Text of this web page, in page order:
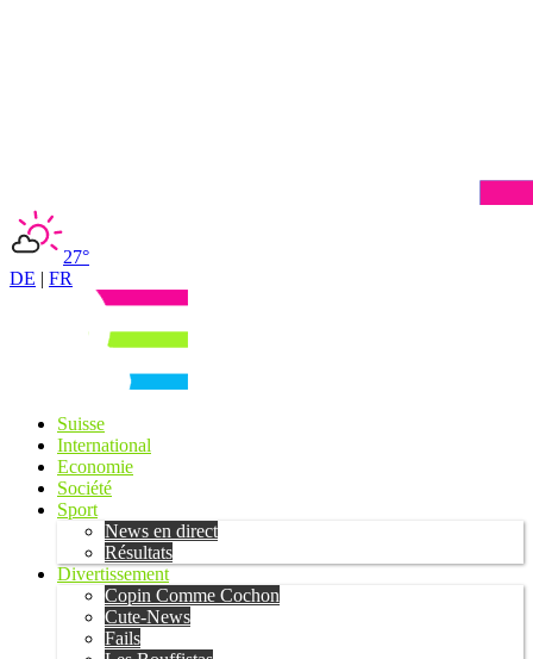
27°
DE | FR
Suisse
International
Economie
Société
Sport
News en direct
Résultats
Divertissement
Copin Comme Cochon
Cute-News
Fails